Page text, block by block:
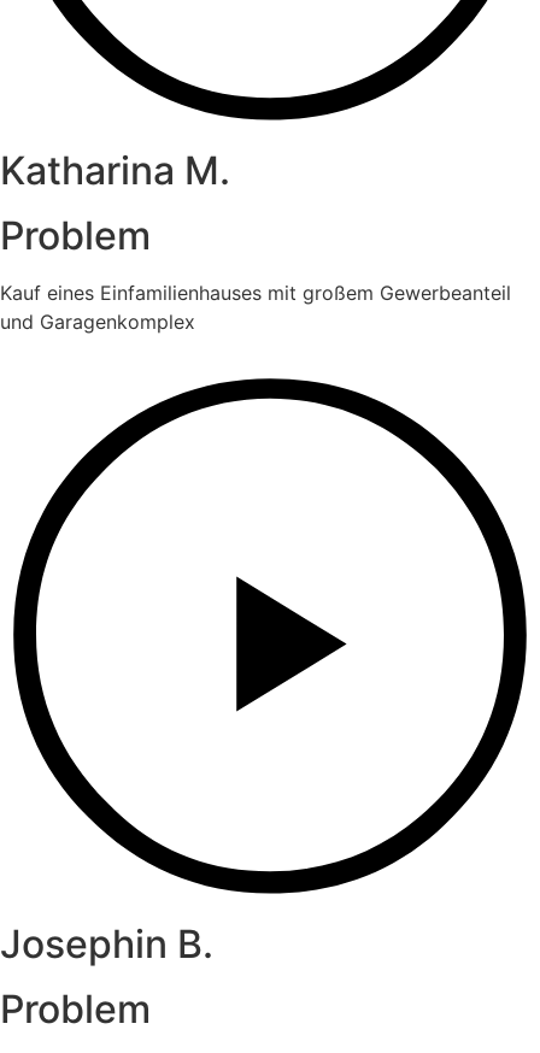
Katharina M.
Problem
Kauf eines Einfamilienhauses mit großem Gewerbeanteil
und Garagenkomplex
Josephin B.
Problem